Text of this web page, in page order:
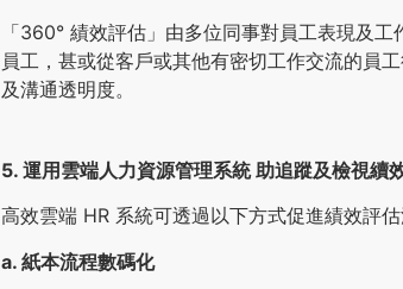
「360° 績效評估」由多位同事對員工表現及
員工，甚或從客戶或其他有密切工作交流的員
及溝通透明度。
5. 運用雲端人力資源管理系統 助追蹤及檢視續
高效雲端 HR 系統可透過以下方式促進績效評估
a. 紙本流程數碼化